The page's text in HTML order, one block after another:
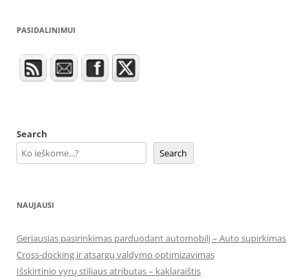
PASIDALINIMUI
Search
Search
NAUJAUSI
Geriausias pasirinkimas parduodant automobilį – Auto supirkimas
Cross-docking ir atsargų valdymo optimizavimas
Išskirtinio vyrų stiliaus atributas – kaklaraištis